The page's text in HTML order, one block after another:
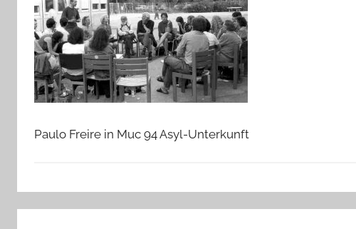
Paulo Freire in Muc 94 Asyl-Unterkunft